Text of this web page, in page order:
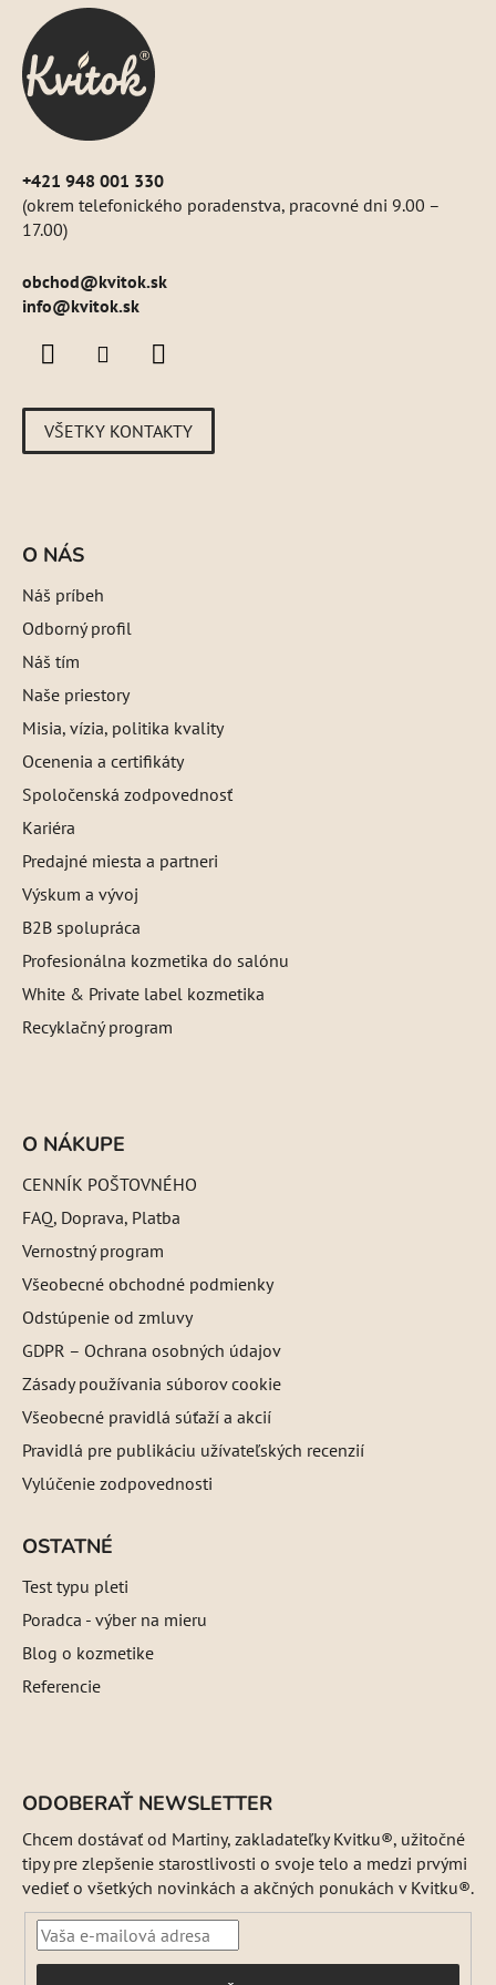
+421 948 001 330
(okrem telefonického poradenstva, pracovné dni 9.00 –
17.00)
obchod@kvitok.sk
info@kvitok.sk
VŠETKY KONTAKTY
O NÁS
Náš príbeh
Odborný profil
Náš tím
Naše priestory
Misia, vízia, politika kvality
Ocenenia a certifikáty
Spoločenská zodpovednosť
Kariéra
Predajné miesta a partneri
Výskum a vývoj
B2B spolupráca
Profesionálna kozmetika do salónu
White & Private label kozmetika
Recyklačný program
O NÁKUPE
CENNÍK POŠTOVNÉHO
FAQ, Doprava, Platba
Vernostný program
Všeobecné obchodné podmienky
Odstúpenie od zmluvy
GDPR – Ochrana osobných údajov
Zásady používania súborov cookie
Všeobecné pravidlá súťaží a akcií
Pravidlá pre publikáciu užívateľských recenzií
Vylúčenie zodpovednosti
OSTATNÉ
Test typu pleti
Poradca - výber na mieru
Blog o kozmetike
Referencie
ODOBERAŤ NEWSLETTER
Chcem dostávať od Martiny, zakladateľky Kvitku®, užitočné
tipy pre zlepšenie starostlivosti o svoje telo a medzi prvými
vedieť o všetkých novinkách a akčných ponukách v Kvitku®.